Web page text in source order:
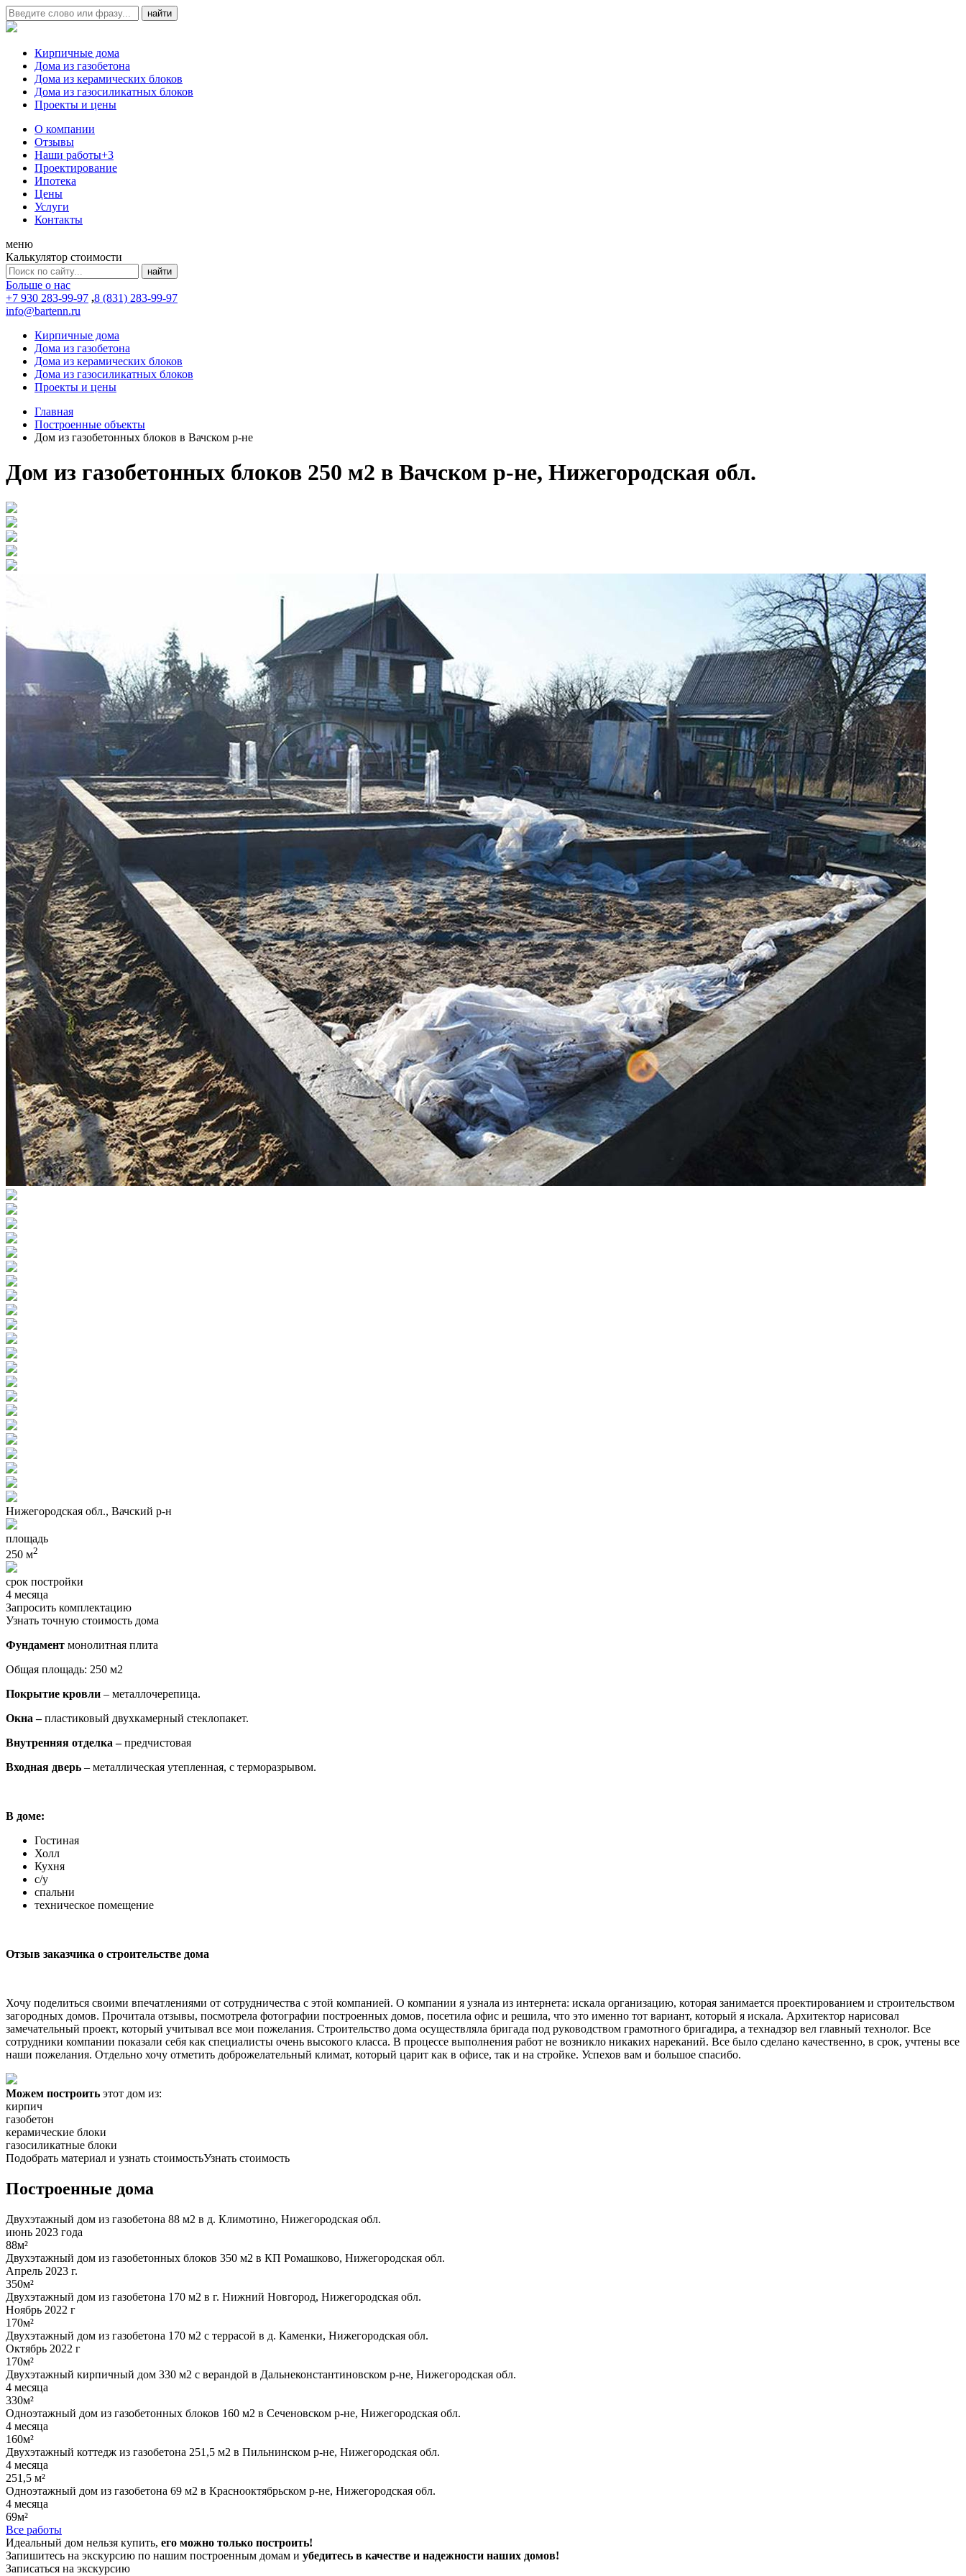
Кирпичные дома
Дома из газобетона
Дома из керамических блоков
Дома из газосиликатных блоков
Проекты и цены
О компании
Отзывы
Наши работы+3
Проектирование
Ипотека
Цены
Услуги
Контакты
меню
Калькулятор стоимости
Больше о нас
+7 930 283-99-97 ,8 (831) 283-99-97
info@bartenn.ru
Кирпичные дома
Дома из газобетона
Дома из керамических блоков
Дома из газосиликатных блоков
Проекты и цены
Главная
Построенные объекты
Дом из газобетонных блоков в Вачском р-не
Дом из газобетонных блоков 250 м2 в Вачском р-не, Нижегородская обл.
Нижегородская обл., Вачский р-н
площадь
250 м2
срок постройки
4 месяца
Запросить комплектацию
Узнать точную стоимость дома
Фундамент монолитная плита
Общая площадь: 250 м2
Покрытие кровли – металлочерепица.
Окна –пластиковый двухкамерный стеклопакет.
Внутренняя отделка –предчистовая
Входная дверь – металлическая утепленная, с терморазрывом.
В доме:
Гостиная
Холл
Кухня
с/у
спальни
техническое помещение
Отзыв заказчика о строительстве дома
Хочу поделиться своими впечатлениями от сотрудничества с этой компанией. О компании я узнала из интернета: искала организацию, которая занимается проектированием и строительством
загородных домов. Прочитала отзывы, посмотрела фотографии построенных домов, посетила офис и решила, что это именно тот вариант, который я искала. Архитектор нарисовал
замечательный проект, который учитывал все мои пожелания. Строительство дома осуществляла бригада под руководством грамотного бригадира, а технадзор вел главный технолог. Все
сотрудники компании показали себя как специалисты очень высокого класса. В процессе выполнения работ не возникло никаких нареканий. Все было сделано качественно, в срок, учтены все
наши пожелания. Отдельно хочу отметить доброжелательный климат, который царит как в офисе, так и на стройке. Успехов вам и большое спасибо.
Можем построить этот дом из:
кирпич
газобетон
керамические блоки
газосиликатные блоки
Подобрать материал и узнать стоимостьУзнать стоимость
Построенные дома
Двухэтажный дом из газобетона 88 м2 в д. Климотино, Нижегородская обл.
июнь 2023 года
88м²
Двухэтажный дом из газобетонных блоков 350 м2 в КП Ромашково, Нижегородская обл.
Апрель 2023 г.
350м²
Двухэтажный дом из газобетона 170 м2 в г. Нижний Новгород, Нижегородская обл.
Ноябрь 2022 г
170м²
Двухэтажный дом из газобетона 170 м2 с террасой в д. Каменки, Нижегородская обл.
Октябрь 2022 г
170м²
Двухэтажный кирпичный дом 330 м2 с верандой в Дальнеконстантиновском р-не, Нижегородская обл.
4 месяца
330м²
Одноэтажный дом из газобетонных блоков 160 м2 в Сеченовском р-не, Нижегородская обл.
4 месяца
160м²
Двухэтажный коттедж из газобетона 251,5 м2 в Пильнинском р-не, Нижегородская обл.
4 месяца
251,5 м²
Одноэтажный дом из газобетона 69 м2 в Краснооктябрьском р-не, Нижегородская обл.
4 месяца
69м²
Все работы
Идеальный дом нельзя купить, его можно только построить!
Запишитесь на экскурсию по нашим построенным домам и убедитесь в качестве и надежности наших домов!
Записаться на экскурсию